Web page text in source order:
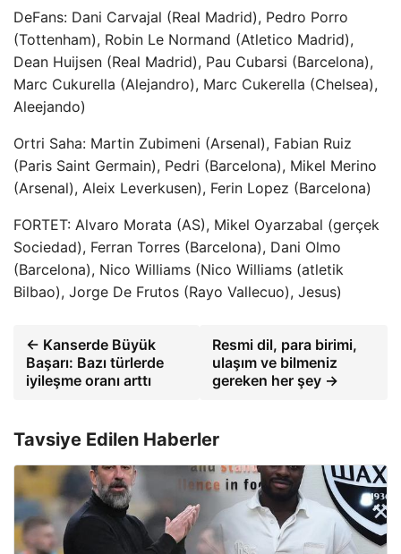
DeFans: Dani Carvajal (Real Madrid), Pedro Porro
(Tottenham), Robin Le Normand (Atletico Madrid),
Dean Huijsen (Real Madrid), Pau Cubarsi (Barcelona),
Marc Cukurella (Alejandro), Marc Cukerella (Chelsea),
Aleejando)
Ortri Saha: Martin Zubimeni (Arsenal), Fabian Ruiz
(Paris Saint Germain), Pedri (Barcelona), Mikel Merino
(Arsenal), Aleix Leverkusen), Ferin Lopez (Barcelona)
FORTET: Alvaro Morata (AS), Mikel Oyarzabal (gerçek
Sociedad), Ferran Torres (Barcelona), Dani Olmo
(Barcelona), Nico Williams (Nico Williams (atletik
Bilbao), Jorge De Frutos (Rayo Vallecuo), Jesus)
← Kanserde Büyük
Başarı: Bazı türlerde
iyileşme oranı arttı
Resmi dil, para birimi,
ulaşım ve bilmeniz
gereken her şey →
Tavsiye Edilen Haberler